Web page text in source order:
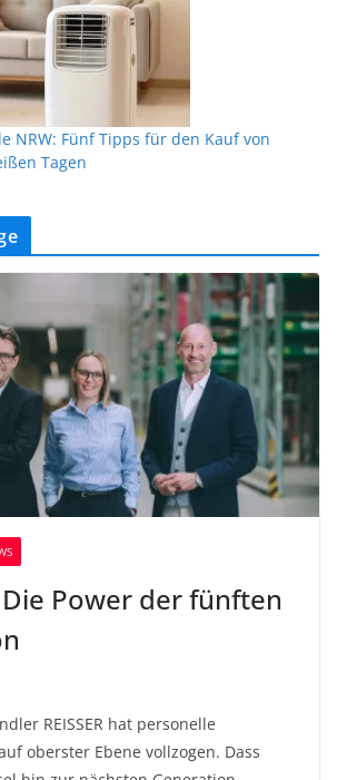
NRW: Fünf Tipps für den Kauf von
Tagen
Die Power der fünften
REISSER hat personelle
oberster Ebene vollzogen. Dass